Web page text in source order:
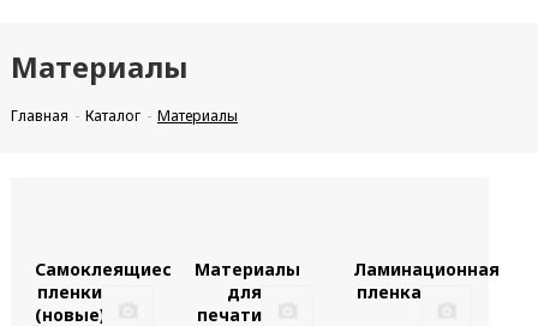
Материалы
Главная Каталог Материалы
Самоклеящиеся
пленки
(новые)
Материалы
для
печати
Ламинационная
пленка